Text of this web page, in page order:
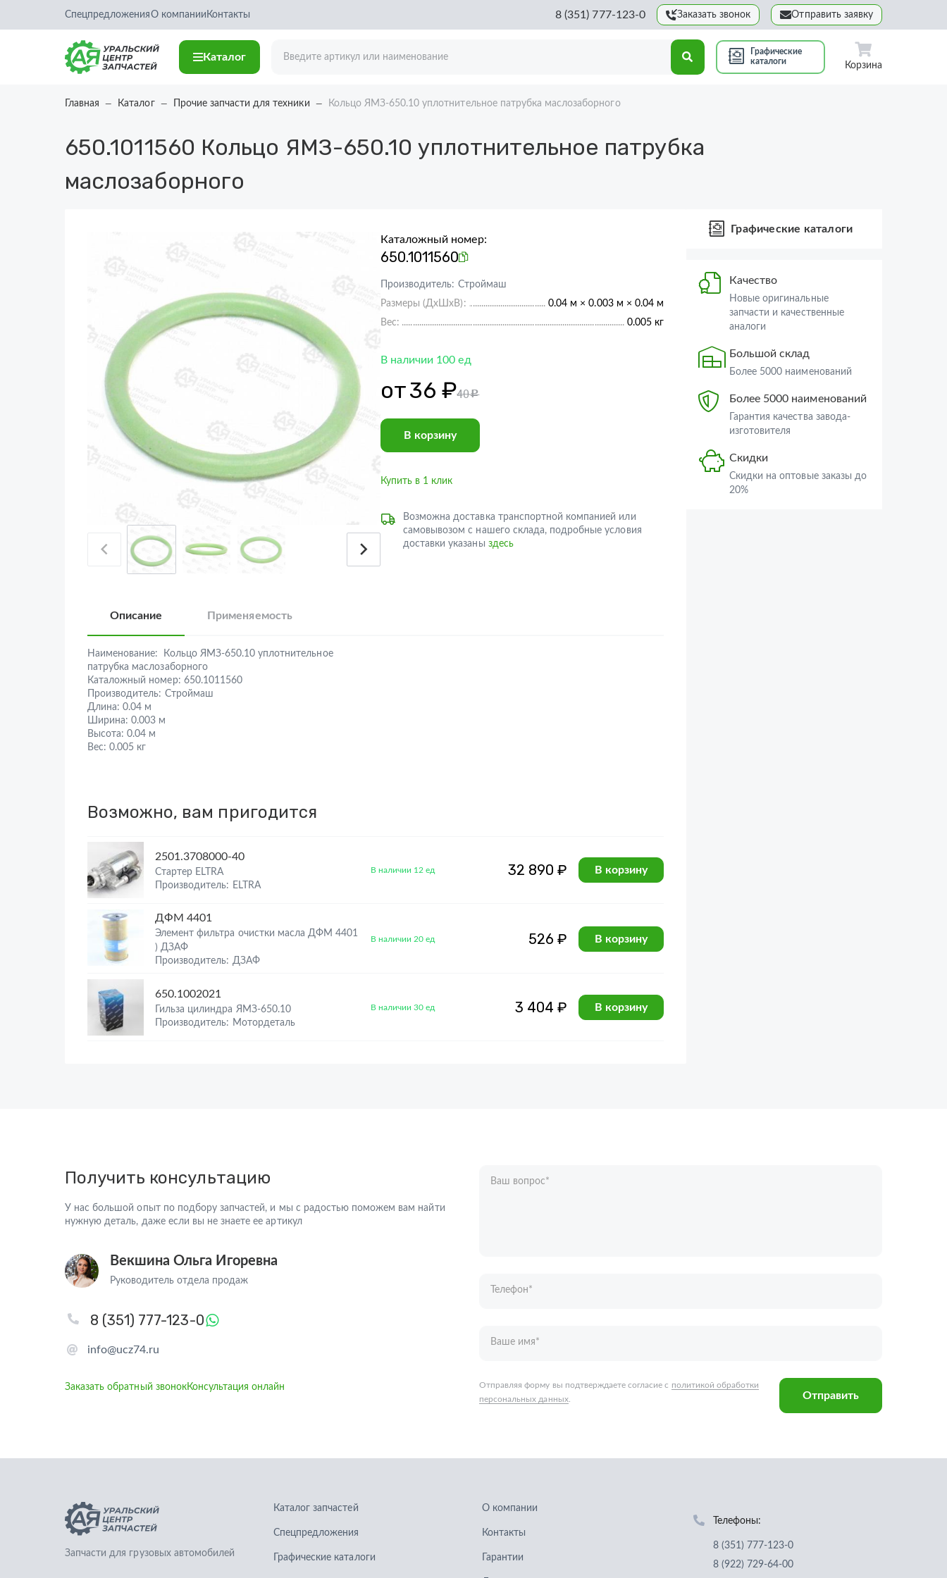
СпецпредложенияО компании Контакты 8 (351) 777-123-0 Заказать звонок Отправить заявку
Каталог
Графические
каталоги
Корзина
Главная Каталог Прочие запчасти для техники Кольцо ЯМЗ-650.10 уплотнительное патрубка маслозаборного
650.1011560 Кольцо ЯМЗ-650.10 уплотнительное патрубка
маслозаборного
Каталожный номер:
650.1011560
Производитель: Строймаш
Размеры (ДхШхВ):
0.04 м × 0.003 м × 0.04 м
Вес:
0.005 кг
В наличии 100 ед
от36 ₽40c
В корзину
Купить в 1 клик
Возможна доставка транспортной компанией или
самовывозом с нашего склада, подробные условия
доставки указаны здесь
Описание Применяемость
Наименование:
Кольцо ЯМЗ-650.10 уплотнительное
патрубка маслозаборного
Каталожный номер: 650.1011560
Производитель: Строймаш
Длина: 0.04 м
Ширина: 0.003 м
Высота: 0.04 м
Вес: 0.005 кг
Возможно, вам пригодится
2501.3708000-40
Стартер ELTRA
Производитель: ELTRA
В наличии 12 ед 32 890 ₽ В корзину
ДФМ 4401
Элемент фильтра очистки масла ДФM 4401
) ДЗАФ
Производитель: ДЗАФ
В наличии 20 ед 526 ₽ В корзину
650.1002021
Гильза цилиндра ЯМЗ-650.10
Производитель: Мотордеталь
В наличии 30 ед 3 404 ₽ В корзину
Графические каталоги
Качество
Новые оригинальные
запчасти и качественные
аналоги
Большой склад
Более 5000 наименований
Более 5000 наименований
Гарантия качества завода-
изготовителя
Скидки
Скидки на оптовые заказы до
20%
Получить консультацию
У нас большой опыт по подбору запчастей, и мы с радостью поможем вам найти
нужную деталь, даже если вы не знаете ее артикул
Векшина Ольга Игоревна
Руководитель отдела продаж
info@ucz74.ru
8 (351) 777-123-0
Заказать обратный звонокКонсультация онлайн
Ваш вопрос*
Запчасти для грузовых автомобилей
Спецпредложения
Графические каталоги
Контакты
Гарантии
Доставка и оплата
8 (351) 777-123-0
8 (922) 729-64-00
info@ucz74.ru